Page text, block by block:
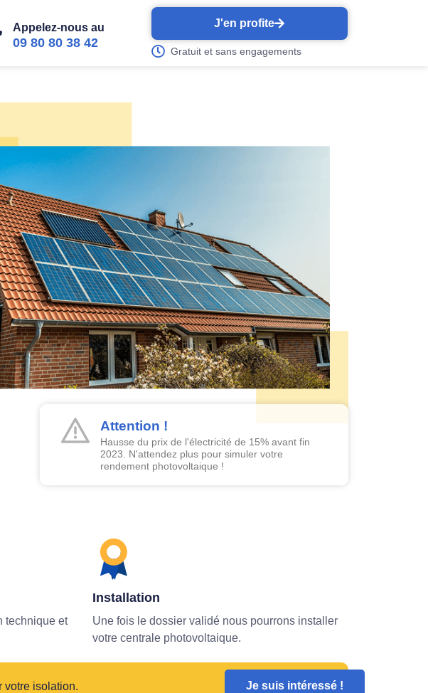
Appelez-nous au
09 80 80 38 42
J'en profite
Gratuit et sans engagements
Attention !
Hausse du prix de l'électricité de 15% avant fin
2023. N'attendez plus pour simuler votre
rendement photovoltaique !
technique et
Installation
Une fois le dossier validé nous pourrons installer
votre centrale photovoltaique.
votre isolation. Je suis intéressé !